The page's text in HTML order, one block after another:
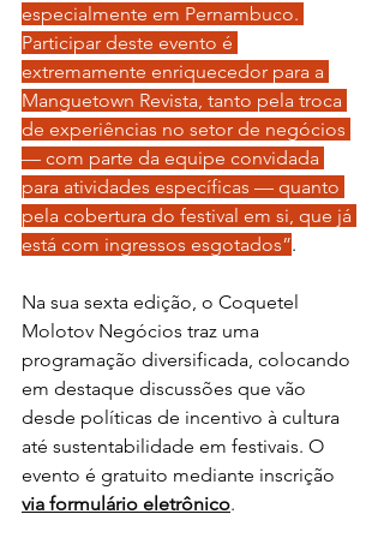
especialmente em Pernambuco.
Participar deste evento é
extremamente enriquecedor para a
Manguetown Revista, tanto pela troca
de experiências no setor de negócios
— com parte da equipe convidada
para atividades específicas — quanto
pela cobertura do festival em si, que já
está com ingressos esgotados”.
Na sua sexta edição, o Coquetel
Molotov Negócios traz uma
programação diversificada, colocando
em destaque discussões que vão
desde políticas de incentivo à cultura
até sustentabilidade em festivais. O
evento é gratuito mediante inscrição
via formulário eletrônico.